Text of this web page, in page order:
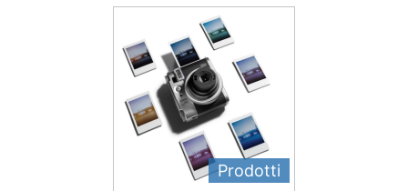
Prodotti